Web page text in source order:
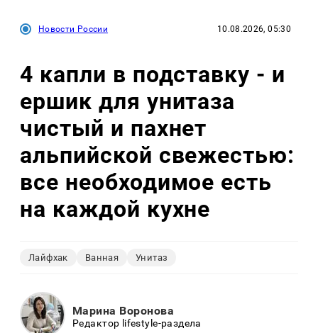
Новости России 10.08.2026, 05:30
4 капли в подставку - и
ершик для унитаза
чистый и пахнет
альпийской свежестью:
все необходимое есть
на каждой кухне
Лайфхак Ванная Унитаз
Марина Воронова
Редактор lifestyle-раздела